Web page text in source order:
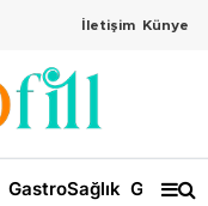
İletişim Künye
GastroSağlık